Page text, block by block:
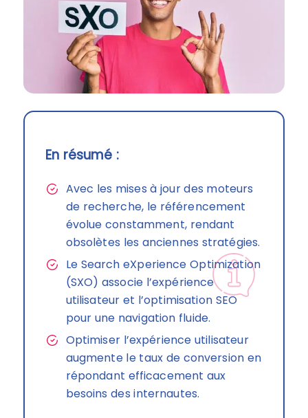
En résumé :
Avec les mises à jour des moteurs
de recherche, le référencement
évolue constamment, rendant
obsolètes les anciennes stratégies.
Le Search eXperience Optimization
(SXO) associe l’expérience
utilisateur et l’optimisation SEO
pour une navigation fluide.
Optimiser l’expérience utilisateur
augmente le taux de conversion en
répondant efficacement aux
besoins des internautes.